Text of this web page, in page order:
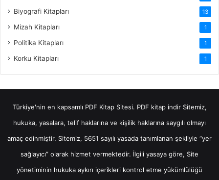
Biyografi Kitapları 13
Mizah Kitapları 1
Politika Kitapları 1
Korku Kitapları 1
Türkiye'nin en kapsamlı PDF Kitap Sitesi. PDF kitap indirSitemiz,
hukuka, yasalara, telif haklarına ve kişilik haklarına saygılı olmayı
amaç edinmiştir. Sitemiz, 5651 sayılı yasada tanımlanan şekliyle “yer
sağlayıcı” olarak hizmet vermektedir. İlgili yasaya göre, Site
yönetiminin hukuka aykırı içerikleri kontrol etme yükümlülüğü